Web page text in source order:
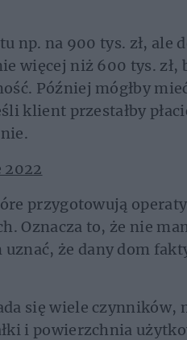
np. na 900 tys. zł, ale
więcej niż 600 tys. zł,
Później mógłby
klient przestałby
2022
przygotowują
Oznacza to, że nie
że dany dom
się wiele
i powierzchnia